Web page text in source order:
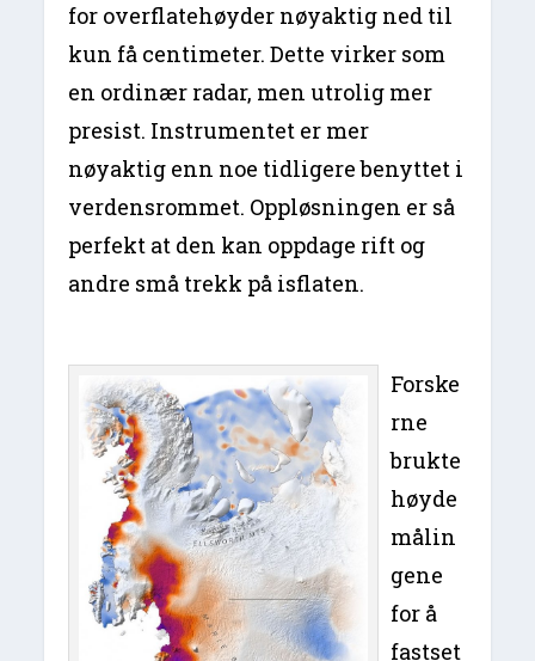
for overflatehøyder nøyaktig ned til
kun få centimeter. Dette virker som
en ordinær radar, men utrolig mer
presist. Instrumentet er mer
nøyaktig enn noe tidligere benyttet i
verdensrommet. Oppløsningen er så
perfekt at den kan oppdage rift og
andre små trekk på isflaten.
Forske
rne
brukte
høyde
målin
gene
for å
fastset